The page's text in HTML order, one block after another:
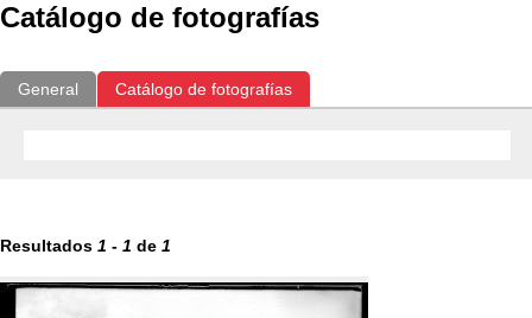
Catálogo de fotografías
General Catálogo de fotografías
Resultados 1 - 1 de 1